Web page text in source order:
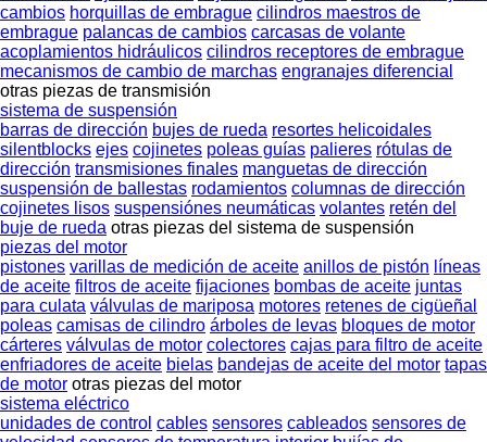
cambios horquillas de embrague cilindros maestros de
embrague palancas de cambios carcasas de volante
acoplamientos hidráulicos cilindros receptores de embrague
mecanismos de cambio de marchas engranajes diferencial
otras piezas de transmisión
sistema de suspensión
barras de dirección bujes de rueda resortes helicoidales
silentblocks ejes cojinetes poleas guías palieres rótulas de
dirección transmisiones finales manguetas de dirección
suspensión de ballestas rodamientos columnas de dirección
cojinetes lisos suspensiónes neumáticas volantes retén del
buje de rueda otras piezas del sistema de suspensión
piezas del motor
pistones varillas de medición de aceite anillos de pistón líneas
de aceite filtros de aceite fijaciones bombas de aceite juntas
para culata válvulas de mariposa motores retenes de cigüeñal
poleas camisas de cilindro árboles de levas bloques de motor
cárteres válvulas de motor colectores cajas para filtro de aceite
enfriadores de aceite bielas bandejas de aceite del motor tapas
de motor otras piezas del motor
sistema eléctrico
unidades de control cables sensores cableados sensores de